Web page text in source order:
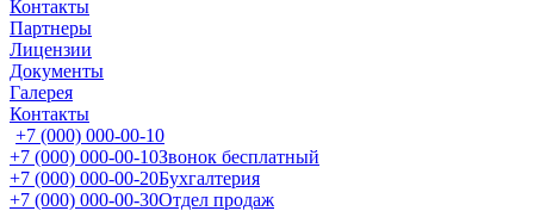
Контакты
Партнеры
Лицензии
Документы
Галерея
Контакты
+7 (000) 000-00-10
+7 (000) 000-00-10Звонок бесплатный
+7 (000) 000-00-20Бухгалтерия
+7 (000) 000-00-30Отдел продаж